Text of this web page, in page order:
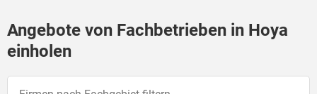
Angebote von Fachbetrieben in Hoya
einholen